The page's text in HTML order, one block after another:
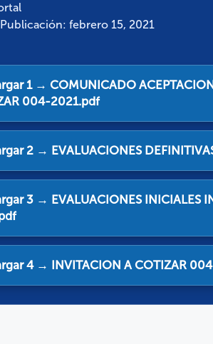
febrero 15, 2021
1 → COMUNICADO
004-2021.pdf
2 → EVALUACIONES
3 → EVALUACIONES INICIALES
4 → INVITACION A COTIZAR